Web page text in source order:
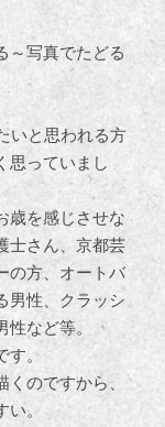
～写真でたどる
いと思われる方
思っていまし
歳を感じさせな
士さん、京都芸
の方、オートバ
男性、クラッシ
など等。
す。
のですから、
。